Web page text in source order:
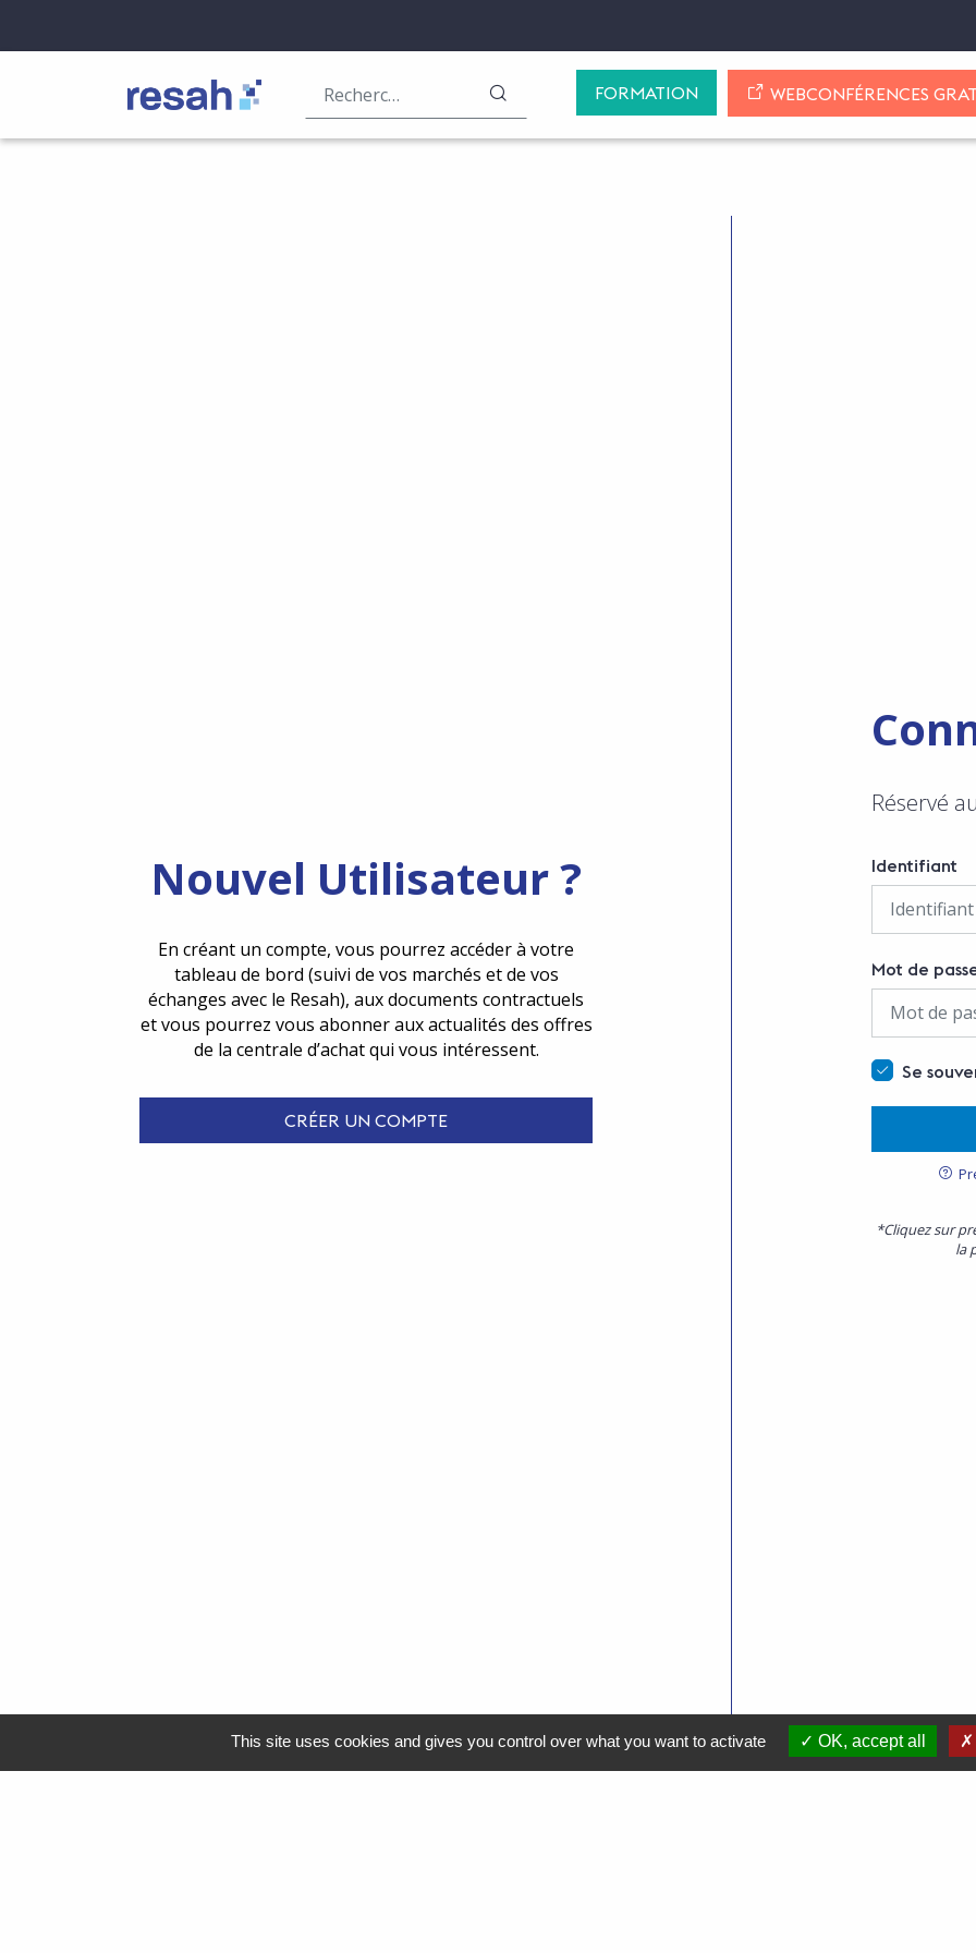
Logo Resah LANCER LA RECHERCHE
FORMATION WEBCONFÉRENCES
Nouvel Utilisateur ?
En créant un compte, vous pourrez accéder à votre
tableau de bord (suivi de vos marchés et de vos
échanges avec le Resah), aux documents contractuels
et vous pourrez vous abonner aux actualités des offres
de la centrale d’achat qui vous intéressent.
CRÉER UN COMPTE
Réservé
Identifiant
Mot de
Se
*Cliquez sur
la
This site uses cookies and gives you control over what you want to activate OK, accept all